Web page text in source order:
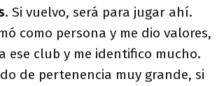
. Si vuelvo, será para jugar ahí.
como persona y me dio valores,
ese club y me identifico mucho.
de pertenencia muy grande, si